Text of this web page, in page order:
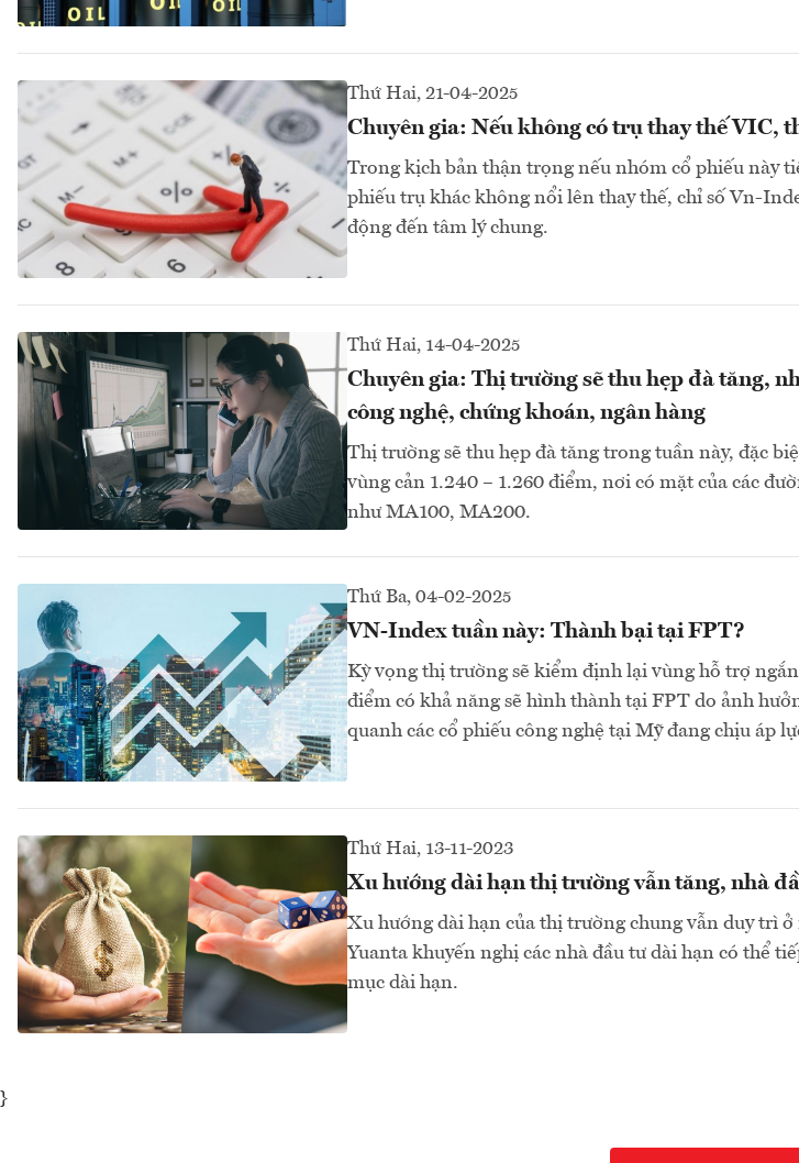
Thứ Hai, 21-04-2025
Chuyên gia: Nếu không có trụ thay thế VIC,
Trong kịch bản thận trọng nếu nhóm cổ phiếu này
phiếu trụ khác không nổi lên thay thế, chỉ số Vn-
động đến tâm lý chung.
Thứ Hai, 14-04-2025
Chuyên gia: Thị trường sẽ thu hẹp đà tăng,
công nghệ, chứng khoán, ngân hàng
Thị trường sẽ thu hẹp đà tăng trong tuần này, đặc
vùng cản 1.240 – 1.260 điểm, nơi có mặt của các
như MA100, MA200.
Thứ Ba, 04-02-2025
VN-Index tuần này: Thành bại tại FPT?
Kỳ vọng thị trường sẽ kiểm định lại vùng hỗ trợ
điểm có khả năng sẽ hình thành tại FPT do ảnh
quanh các cổ phiếu công nghệ tại Mỹ đang chịu áp
Thứ Hai, 13-11-2023
Xu hướng dài hạn thị trường vẫn tăng, nhà
Xu hướng dài hạn của thị trường chung vẫn duy trì
Yuanta khuyến nghị các nhà đầu tư dài hạn có thể
mục dài hạn.
}